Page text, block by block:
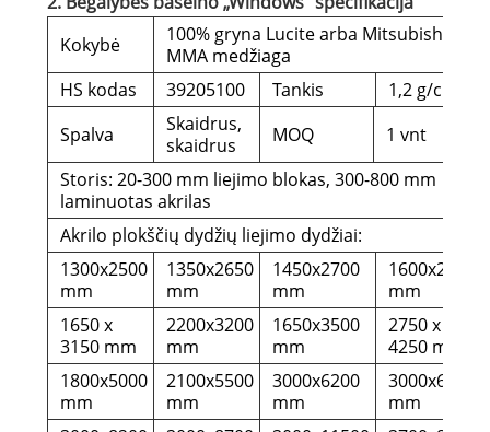
Kokybė
100% gryna Lucite arba Mitsubishi
MMA medžiaga
HS kodas
39205100 Tankis
1,2 g/cm3
Spalva
Skaidrus,
skaidrus
MOQ
1 vnt
Storis: 20-300 mm liejimo blokas, 300-800 mm
laminuotas akrilas
Akrilo plokščių dydžių liejimo dydžiai:
1300x2500
mm
1350x2650
mm
1450x2700
mm
1600x2600
mm
1650 x
3150 mm
2200x3200
mm
1650x3500
mm
2750 x
4250 mm
1800x5000
mm
2100x5500
mm
3000x6200
mm
3000x6700
mm